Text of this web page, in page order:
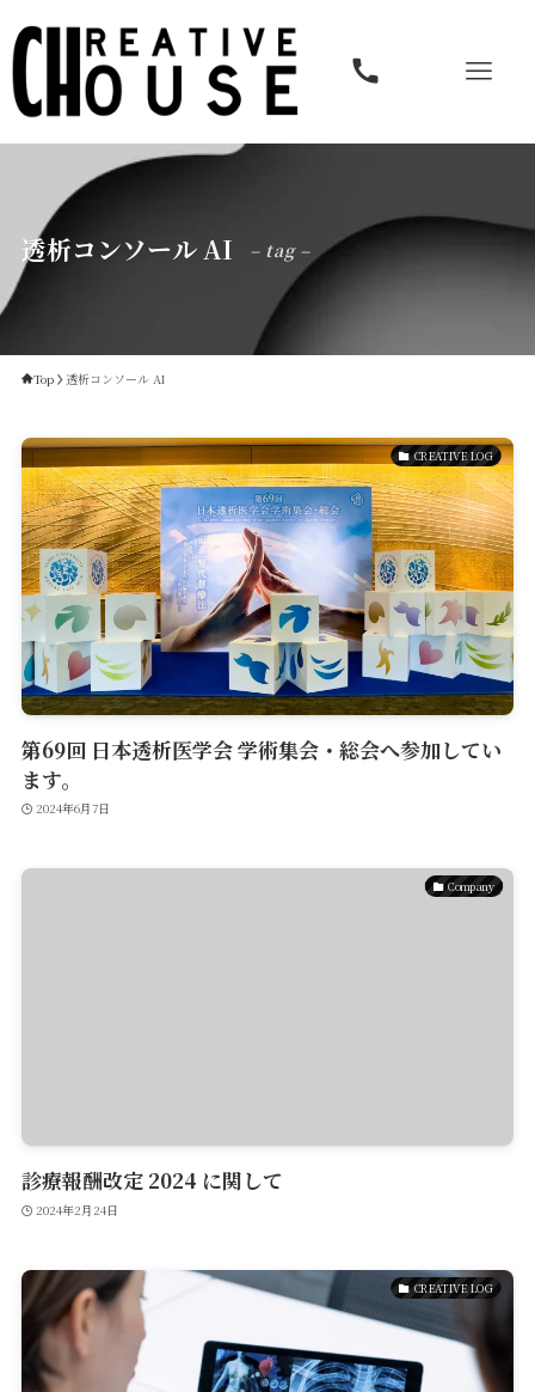
透析コンソール AI – tag –
Top 透析コンソール AI
CREATIVE LOG
第69回 日本透析医学会 学術集会・総会へ参加してい
ます。
2024年6月7日
Company
診療報酬改定 2024 に関して
2024年2月24日
CREATIVE LOG